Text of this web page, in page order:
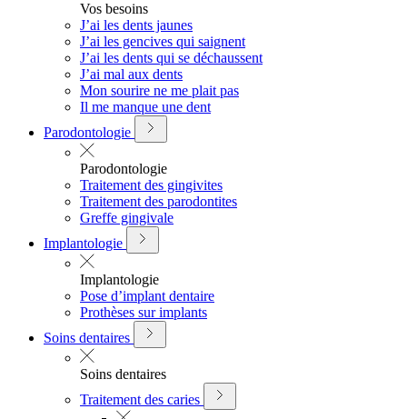
Vos besoins
J’ai les dents jaunes
J’ai les gencives qui saignent
J’ai les dents qui se déchaussent
J’ai mal aux dents
Mon sourire ne me plait pas
Il me manque une dent
Parodontologie
Parodontologie
Traitement des gingivites
Traitement des parodontites
Greffe gingivale
Implantologie
Implantologie
Pose d’implant dentaire
Prothèses sur implants
Soins dentaires
Soins dentaires
Traitement des caries